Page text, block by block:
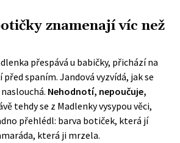
znamenají víc než
přespává u babičky, přichází na
spaním. Jandová vyzvídá, jak se
Nehodnotí, nepoučuje,
tehdy se z Madlenky vysypou věci,
přehlédl: barva botiček, která jí
která ji mrzela.